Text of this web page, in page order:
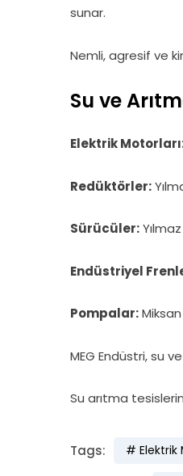
sunar.
Nemli, agresif ve
Su ve
Elektrik
Redüktörler:
Sürücüler:
Endüstriyel
Pompalar:
MEG Endüstri, su
Su arıtma
Tags: Elektrik